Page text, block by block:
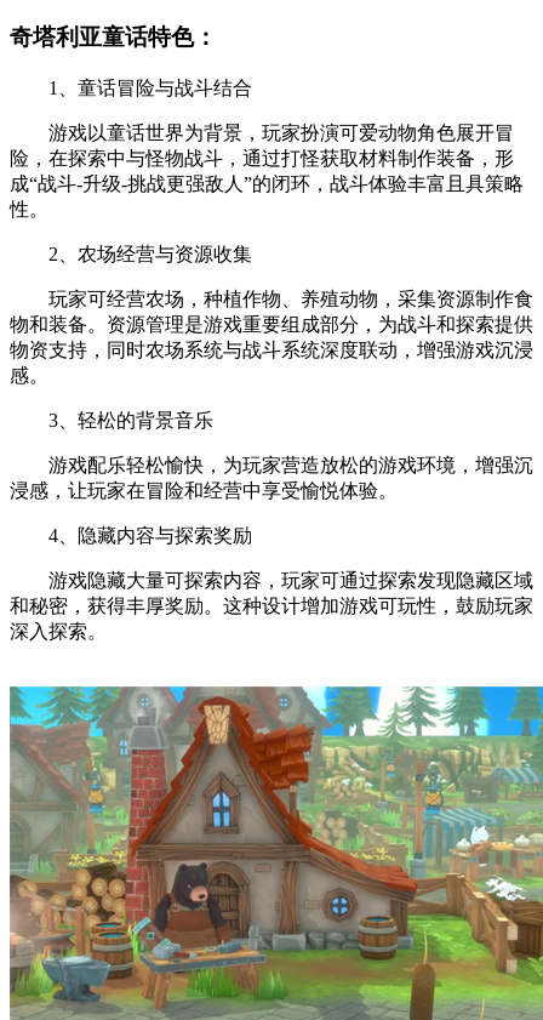
奇塔利亚童话特色：
1、童话冒险与战斗结合
游戏以童话世界为背景，玩家扮演可爱动物角色展开冒
险，在探索中与怪物战斗，通过打怪获取材料制作装备，形
成“战斗-升级-挑战更强敌人”的闭环，战斗体验丰富且具策略
性。
2、农场经营与资源收集
玩家可经营农场，种植作物、养殖动物，采集资源制作食
物和装备。资源管理是游戏重要组成部分，为战斗和探索提供
物资支持，同时农场系统与战斗系统深度联动，增强游戏沉浸
感。
3、轻松的背景音乐
游戏配乐轻松愉快，为玩家营造放松的游戏环境，增强沉
浸感，让玩家在冒险和经营中享受愉悦体验。
4、隐藏内容与探索奖励
游戏隐藏大量可探索内容，玩家可通过探索发现隐藏区域
和秘密，获得丰厚奖励。这种设计增加游戏可玩性，鼓励玩家
深入探索。